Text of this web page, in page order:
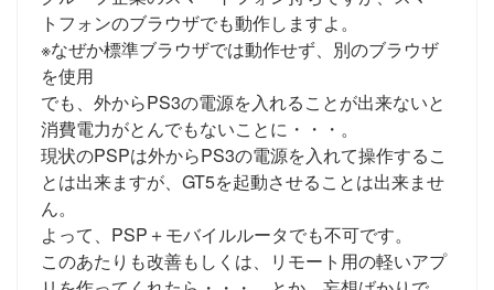
トフォンのブラウザでも動作しますよ。
※なぜか標準ブラウザでは動作せず、別のブラウザ
を使用
でも、外からPS3の電源を入れることが出来ないと
消費電力がとんでもないことに・・・。
現状のPSPは外からPS3の電源を入れて操作するこ
とは出来ますが、GT5を起動させることは出来ませ
ん。
よって、PSP＋モバイルルータでも不可です。
このあたりも改善もしくは、リモート用の軽いアプ